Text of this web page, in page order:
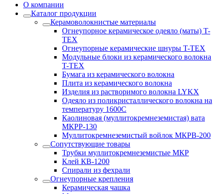
О компании
Каталог продукции
Керамоволокнистые материалы
Огнеупорное керамическое одеяло (маты) T-
TEX
Огнеупорные керамические шнуры T-TEX
Модульные блоки из керамического волокна
T-TEX
Бумага из керамического волокна
Плита из керамического волокна
Изделия из растворимого волокна LYKX
Одеяло из поликристаллического волокна на
температуру 1600С
Каолиновая (муллитокремнеземистая) вата
МКРР-130
Муллитокремнеземистый войлок МКРВ-200
Сопутствующие товары
Трубки муллитокремнеземистые МКР
Клей КВ-1200
Спирали из фехрали
Огнеупорные крепления
Керамическая чашка